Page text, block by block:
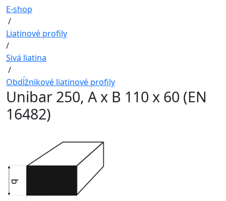
E-shop
/
Liatinové profily
/
Sivá liatina
/
Obdĺžnikové liatinové profily
Unibar 250, A x B 110 x 60 (EN
16482)